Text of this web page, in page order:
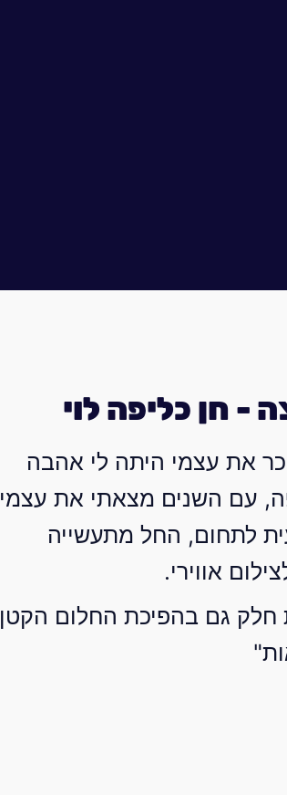
- חן כליפה לוי
את עצמי היתה לי אהבה
עם השנים מצאתי את עצמי
לתחום, החל מתעשייה
אווירי.
גם בהפיכת החלום הקטן